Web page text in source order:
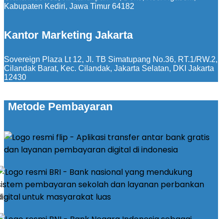
Kabupaten Kediri, Jawa Timur 64182
Kantor Marketing Jakarta
Sovereign Plaza Lt 12, Jl. TB Simatupang No.36, RT.1/RW.2,
Cilandak Barat, Kec. Cilandak, Jakarta Selatan, DKI Jakarta
12430
Metode Pembayaran